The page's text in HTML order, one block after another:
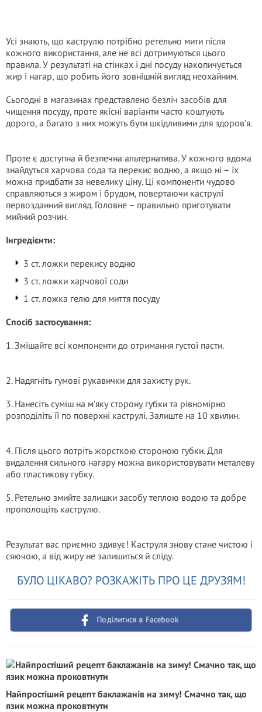
Усі знають, що каструлю потрібно ретельно мити після
кожного використання, але не всі дотримуються цього
правила. У результаті на стінках і дні посуду накопичується
жир і нагар, що робить його зовнішній вигляд неохайним.
Сьогодні в магазинах представлено безліч засобів для
чищення посуду, проте якісні варіанти часто коштують
дорого, а багато з них можуть бути шкідливими для здоров’я.
Проте є доступна й безпечна альтернатива. У кожного вдома
знайдуться харчова сода та перекис водню, а якщо ні – їх
можна придбати за невелику ціну. Ці компоненти чудово
справляються з жиром і брудом, повертаючи каструлі
первозданний вигляд. Головне – правильно приготувати
мийний розчин.
Інгредієнти:
3 ст. ложки перекису водню
3 ст. ложки харчової соди
1 ст. ложка гелю для миття посуду
Спосіб застосування:
1. Змішайте всі компоненти до отримання густої пасти.
2. Надягніть гумові рукавички для захисту рук.
3. Нанесіть суміш на м’яку сторону губки та рівномірно
розподіліть її по поверхні каструлі. Залиште на 10 хвилин.
4. Після цього потріть жорсткою стороною губки. Для
видалення сильного нагару можна використовувати металеву
або пластикову губку.
5. Ретельно змийте залишки засобу теплою водою та добре
прополощіть каструлю.
Результат вас приємно здивує! Каструля знову стане чистою і
сяючою, а від жиру не залишиться й сліду.
БУЛО ЦІКАВО? РОЗКАЖІТЬ ПРО ЦЕ ДРУЗЯМ!
Поділитися в Facebook
Найпростіший рецепт баклажанів на зиму! Смачно так, що
язик можна проковтнути